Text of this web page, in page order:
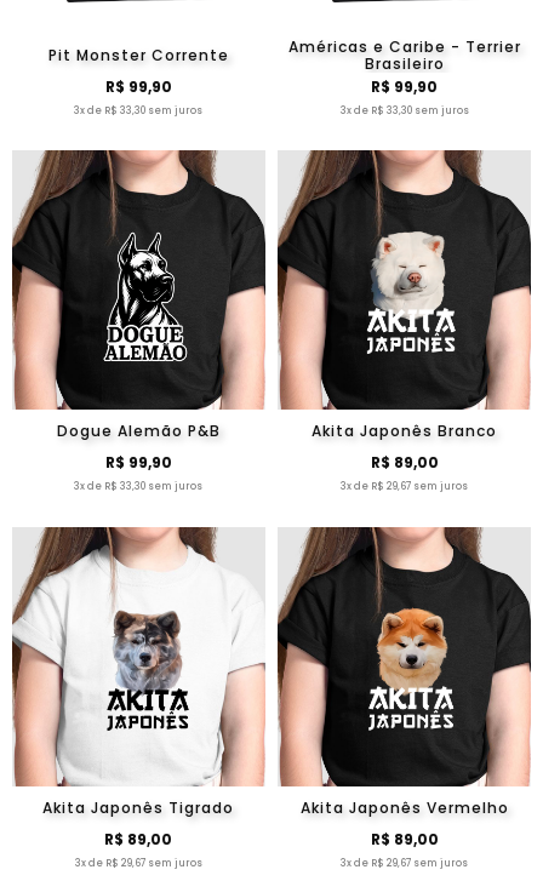
Pit Monster Corrente
R$ 99,90
3x de R$ 33,30 sem juros
Américas e Caribe - Terrier
Brasileiro
R$ 99,90
3x de R$ 33,30 sem juros
Dogue Alemão P&B
R$ 99,90
3x de R$ 33,30 sem juros
Akita Japonês Branco
R$ 89,00
3x de R$ 29,67 sem juros
Akita Japonês Tigrado
R$ 89,00
3x de R$ 29,67 sem juros
Akita Japonês Vermelho
R$ 89,00
3x de R$ 29,67 sem juros